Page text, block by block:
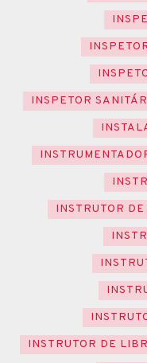
INSPETOR
INSTRUTOR
INSTRUTOR DE